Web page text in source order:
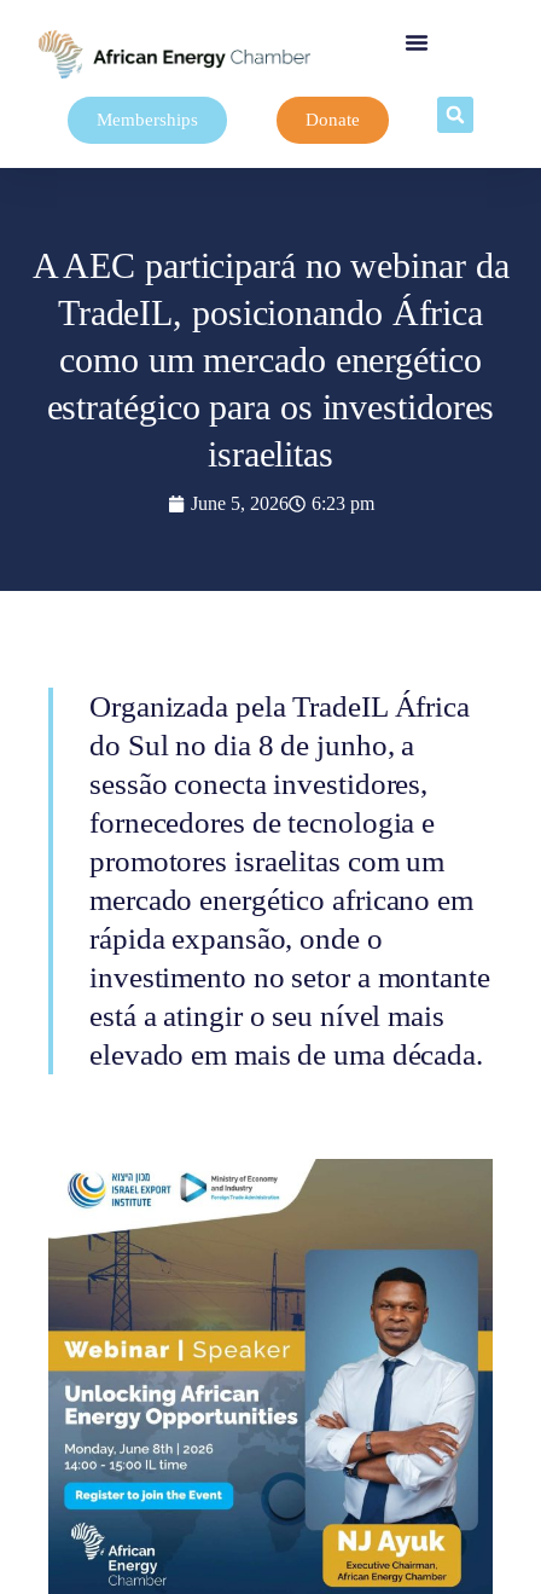
Memberships Donate
A AEC participará no webinar da
TradeIL, posicionando África
como um mercado energético
estratégico para os investidores
israelitas
June 5, 2026 6:23 pm
Organizada pela TradeIL África
do Sul no dia 8 de junho, a
sessão conecta investidores,
fornecedores de tecnologia e
promotores israelitas com um
mercado energético africano em
rápida expansão, onde o
investimento no setor a montante
está a atingir o seu nível mais
elevado em mais de uma década.